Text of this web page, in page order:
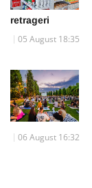
retrageri
05 August 18:35
06 August 16:32